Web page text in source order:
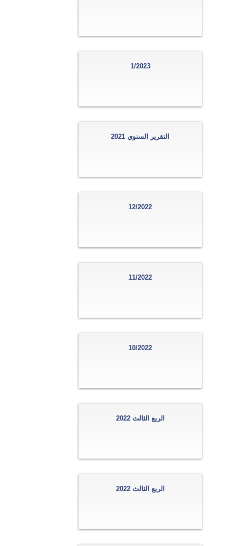
1/2023
التقرير السنوي 2021
12/2022
11/2022
10/2022
الربع الثالث 2022
الربع الثالث 2022